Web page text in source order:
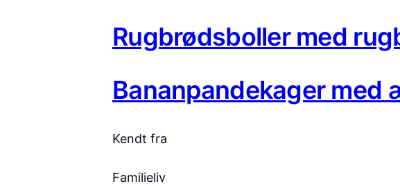
Rugbrødsboller med
Bananpandekager med
Kendt fra
Familieliv